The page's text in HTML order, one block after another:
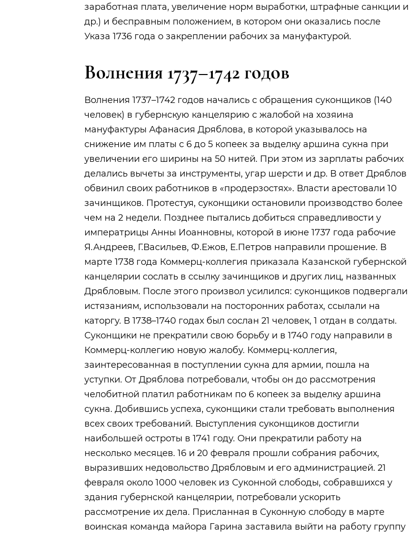
заработная плата, увеличение норм выработки, штрафные санкции и
др.) и бесправным положением, в котором они оказались после
Указа 1736 года о закреплении рабочих за мануфактурой.
Волнения 1737–1742 годов
Волнения 1737–1742 годов начались с обращения суконщиков (140
человек) в губернскую канцелярию с жалобой на хозяина
мануфактуры Афанасия Дряблова, в которой указывалось на
снижение им платы с 6 до 5 копеек за выделку аршина сукна при
увеличении его ширины на 50 нитей. При этом из зарплаты рабочих
делались вычеты за инструменты, угар шерсти и др. В ответ Дряблов
обвинил своих работников в «продерзостях». Власти арестовали 10
зачинщиков. Протестуя, суконщики остановили производство более
чем на 2 недели. Позднее пытались добиться справедливости у
императрицы Анны Иоанновны, которой в июне 1737 года рабочие
Я.Андреев, Г.Васильев, Ф.Ежов, Е.Петров направили прошение. В
марте 1738 года Коммерц-коллегия приказала Казанской губернской
канцелярии сослать в ссылку зачинщиков и других лиц, названных
Дрябловым. После этого произвол усилился: суконщиков подвергали
истязаниям, использовали на посторонних работах, ссылали на
каторгу. В 1738–1740 годах был сослан 21 человек, 1 отдан в солдаты.
Суконщики не прекратили свою борьбу и в 1740 году направили в
Коммерц-коллегию новую жалобу. Коммерц-коллегия,
заинтересованная в поступлении сукна для армии, пошла на
уступки. От Дряблова потребовали, чтобы он до рассмотрения
челобитной платил работникам по 6 копеек за выделку аршина
сукна. Добившись успеха, суконщики стали требовать выполнения
всех своих требований. Выступления суконщиков достигли
наибольшей остроты в 1741 году. Они прекратили работу на
несколько месяцев. 16 и 20 февраля прошли собрания рабочих,
выразивших недовольство Дрябловым и его администрацией. 21
февраля около 1000 человек из Суконной слободы, собравшихся у
здания губернской канцелярии, потребовали ускорить
рассмотрение их дела. Присланная в Суконную слободу в марте
воинская команда майора Гарина заставила выйти на работу группу